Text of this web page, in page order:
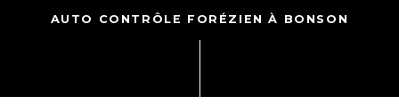
AUTO CONTRÔLE FORÉZIEN À BONSON